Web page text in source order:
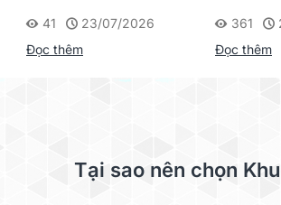
Supvan G15M Pro
41
23/07/2026
Đọc thêm
361
Đọc thêm
Tại sao nên chọn